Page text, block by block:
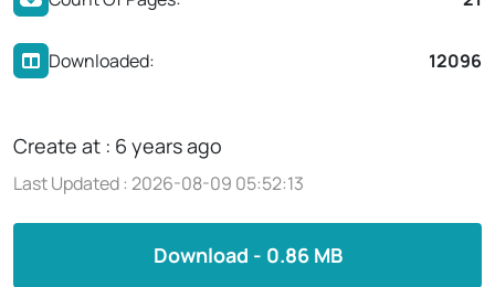
Downloaded: 12096
Create at : 6 years ago
Last Updated : 2026-08-09 05:52:13
Download - 0.86 MB